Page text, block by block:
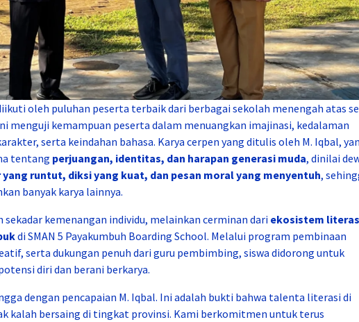
oleh puluhan peserta terbaik dari berbagai sekolah menengah atas
menguji kemampuan peserta dalam menuangkan imajinasi, kedalaman
serta keindahan bahasa. Karya cerpen yang ditulis oleh M. Iqbal,
tentang perjuangan, identitas, dan harapan generasi muda, dinilai
yang runtut, diksi yang kuat, dan pesan moral yang menyentuh,
banyak karya lainnya.
sekadar kemenangan individu, melainkan cerminan dari ekosistem
di SMAN 5 Payakumbuh Boarding School. Melalui program pembinaan
serta dukungan penuh dari guru pembimbing, siswa didorong untuk
diri dan berani berkarya.
dengan pencapaian M. Iqbal. Ini adalah bukti bahwa talenta literasi di
kalah bersaing di tingkat provinsi. Kami berkomitmen untuk terus